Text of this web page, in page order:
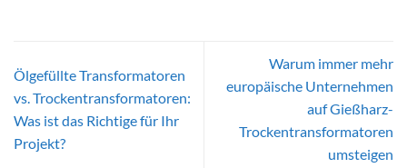
Ölgefüllte Transformatoren
vs. Trockentransformatoren:
Was ist das Richtige für Ihr
Projekt?
Warum immer mehr
europäische Unternehmen
auf Gießharz-
Trockentransformatoren
umsteigen